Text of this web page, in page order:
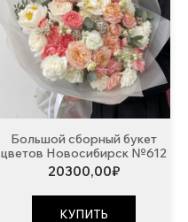
Большой сборный букет
цветов Новосибирск №612
20300,00₽
КУПИТЬ